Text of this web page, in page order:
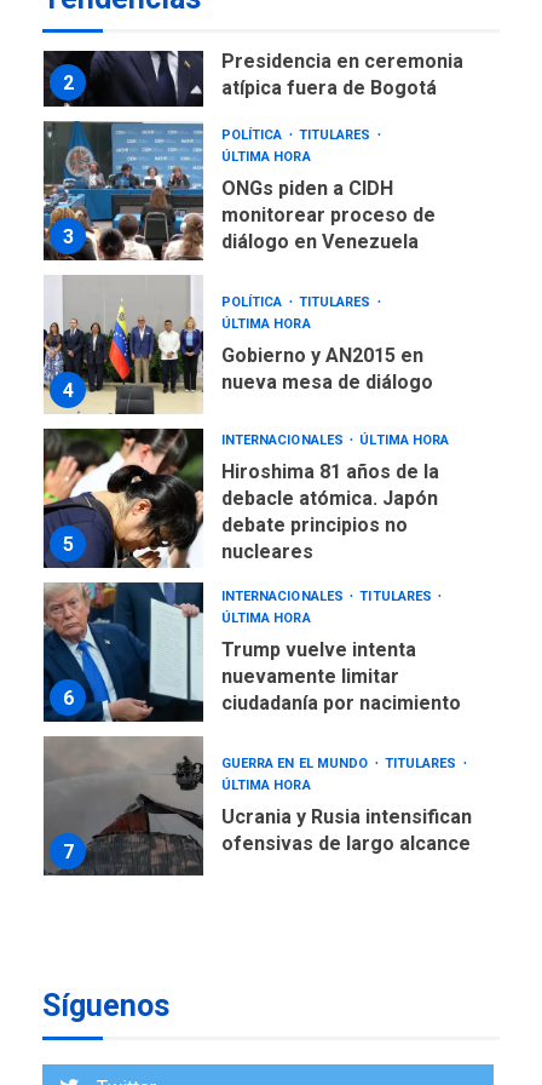
2
Presidencia en ceremonia
atípica fuera de Bogotá
3
POLÍTICA
TITULARES
ÚLTIMA HORA
ONGs piden a CIDH
monitorear proceso de
diálogo en Venezuela
4
POLÍTICA
TITULARES
ÚLTIMA HORA
Gobierno y AN2015 en
nueva mesa de diálogo
5
INTERNACIONALES ÚLTIMA HORA
Hiroshima 81 años de la
debacle atómica. Japón
debate principios no
nucleares
6
INTERNACIONALES
TITULARES
ÚLTIMA HORA
Trump vuelve intenta
nuevamente limitar
ciudadanía por nacimiento
7
GUERRA EN EL MUNDO
TITULARES
ÚLTIMA HORA
Ucrania y Rusia intensifican
ofensivas de largo alcance
1
Síguenos